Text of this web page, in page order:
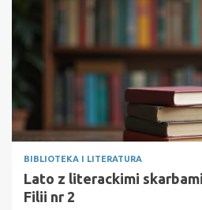
BIBLIOTEKA I LITERATURA
Lato z literackimi
Filii nr 2